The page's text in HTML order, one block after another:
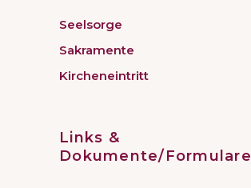
Seelsorge
Sakramente
Kircheneintritt
Links &
Dokumente/Formulare